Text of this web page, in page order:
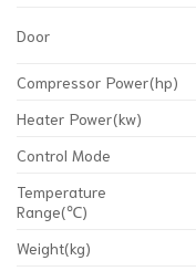
Door
Compressor Power(hp)
Heater Power(kw)
Control Mode
Temperature
Range(℃)
Weight(kg)